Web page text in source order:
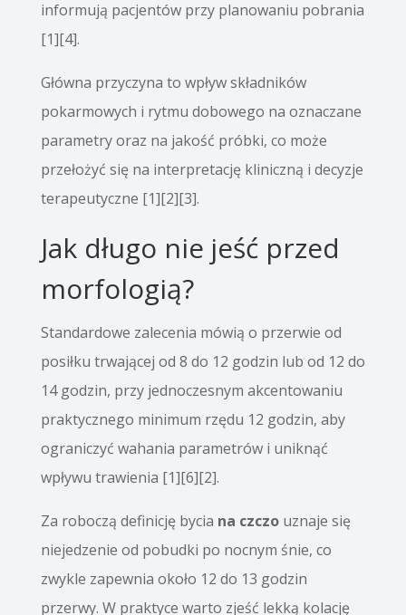
informują pacjentów przy planowaniu pobrania
[1][4].
Główna przyczyna to wpływ składników
pokarmowych i rytmu dobowego na oznaczane
parametry oraz na jakość próbki, co może
przełożyć się na interpretację kliniczną i decyzje
terapeutyczne [1][2][3].
Jak długo nie jeść przed
morfologią?
Standardowe zalecenia mówią o przerwie od
posiłku trwającej od 8 do 12 godzin lub od 12 do
14 godzin, przy jednoczesnym akcentowaniu
praktycznego minimum rzędu 12 godzin, aby
ograniczyć wahania parametrów i uniknąć
wpływu trawienia [1][6][2].
Za roboczą definicję bycia na czczouznaje się
niejedzenie od pobudki po nocnym śnie, co
zwykle zapewnia około 12 do 13 godzin
przerwy. W praktyce warto zjeść lekką kolację